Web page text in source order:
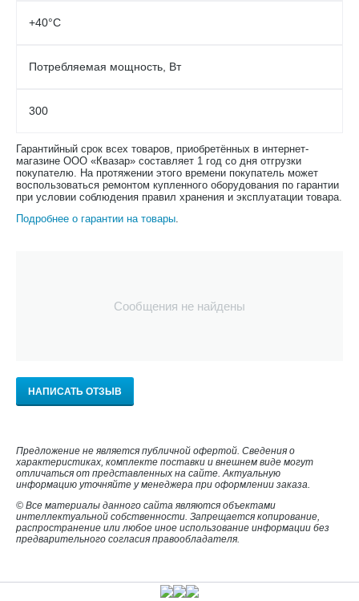
+40°С
Потребляемая мощность, Вт
300
Гарантийный срок всех товаров, приобретённых в интернет-
магазине ООО «Квазар» составляет 1 год со дня отгрузки
покупателю. На протяжении этого времени покупатель может
воспользоваться ремонтом купленного оборудования по гарантии
при условии соблюдения правил хранения и эксплуатации товара.
Подробнее о гарантии на товары.
Сообщения не найдены
НАПИСАТЬ ОТЗЫВ
Предложение не является публичной офертой. Сведения о
характеристиках, комплекте поставки и внешнем виде могут
отличаться от представленных на сайте. Актуальную
информацию уточняйте у менеджера при оформлении заказа.
© Все материалы данного сайта являются объектами
интеллектуальной собственности. Запрещается копирование,
распространение или любое иное использование информации без
предварительного согласия правообладателя.